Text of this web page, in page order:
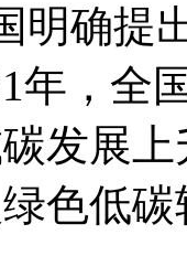
明确提
年，全
发展
色低